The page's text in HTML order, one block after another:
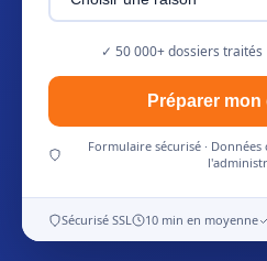
✓ 50 000+ dossiers
Préparer
Formulaire sécurisé ·
Sécurisé SSL 10 min en moyenne